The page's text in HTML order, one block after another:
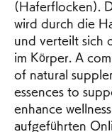
(Haferflocken).
wird durch die
und verteilt sich
im Körper. A
of natural
essences to
enhance
aufgeführten